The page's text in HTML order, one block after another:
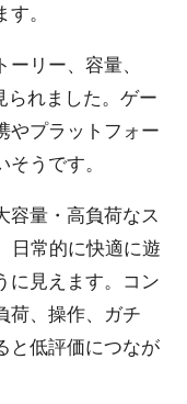
。
リー、容量、
られました。ゲー
やプラットフォー
うです。
容量・高負荷なス
日常的に快適に遊
に見えます。コン
荷、操作、ガチ
と低評価につなが